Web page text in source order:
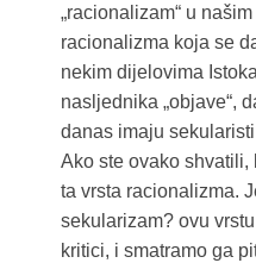
„racionalizam“ u
racionalizma koja se
nekim dijelovima
nasljednika „objave“,
danas imaju
Ako ste ovako
ta vrsta racionalizma.
sekularizam? ovu
kritici, i smatramo ga